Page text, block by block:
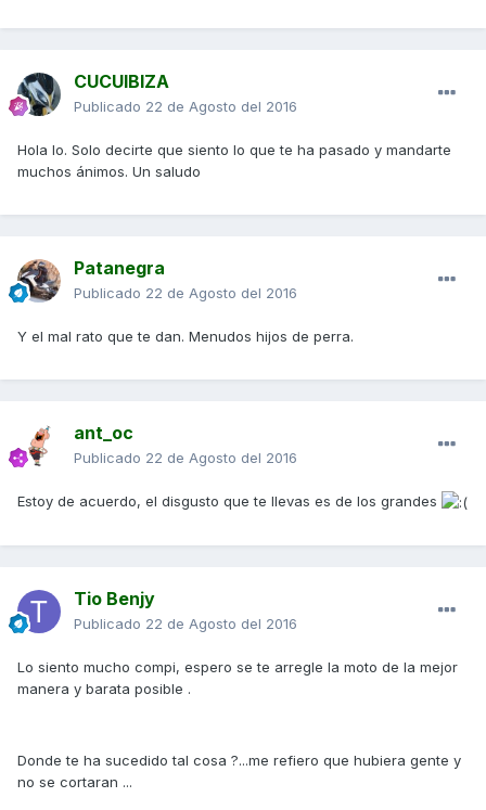
CUCUIBIZA
Publicado 22 de Agosto del 2016
Hola lo. Solo decirte que siento lo que te ha pasado y mandarte
muchos ánimos. Un saludo
Patanegra
Publicado 22 de Agosto del 2016
Y el mal rato que te dan. Menudos hijos de perra.
ant_oc
Publicado 22 de Agosto del 2016
Estoy de acuerdo, el disgusto que te llevas es de los grandes
Tio Benjy
Publicado 22 de Agosto del 2016
Lo siento mucho compi, espero se te arregle la moto de la mejor
manera y barata posible .
Donde te ha sucedido tal cosa ?...me refiero que hubiera gente y
no se cortaran ...